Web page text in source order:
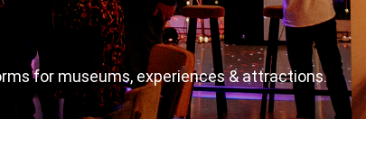
for museums, experiences & attractions.